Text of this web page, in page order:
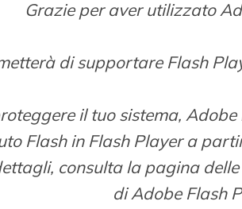
Grazie per aver utilizzato
di supportare Flash
il tuo sistema,
Flash in Flash Player a
consulta la pagina
di Adobe Flash